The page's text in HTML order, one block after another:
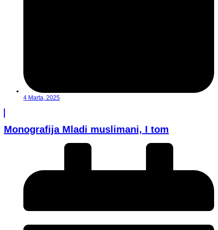
4 Marta, 2025
Monografija Mladi muslimani, I tom